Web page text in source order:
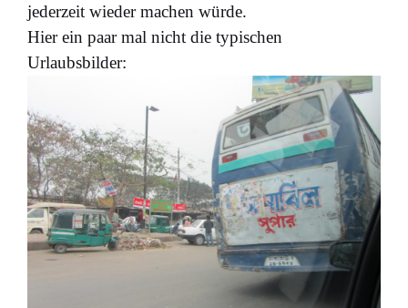
jederzeit wieder machen würde.
Hier ein paar mal nicht die typischen
Urlaubsbilder: